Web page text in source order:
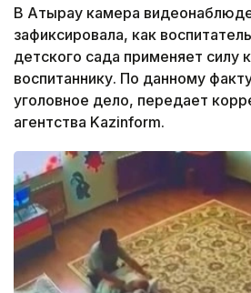
В Атырау камера
зафиксировала, как
детского сада применяет силу
воспитаннику. По данному
уголовное дело, передает
агентства Kazinform.